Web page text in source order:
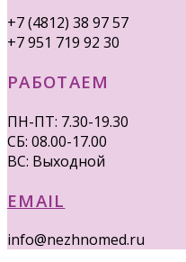
+7 (4812) 38 97 57
+7 951 719 92 30
РАБОТАЕМ
ПН-ПТ: 7.30-19.30
СБ: 08.00-17.00
ВС: Выходной
EMAIL
info@nezhnomed.ru